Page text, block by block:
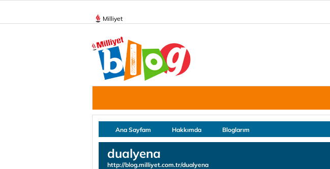
Milliyet
Ana Sayfam Hakkımda Bloglarım
dualyena
http://blog.milliyet.com.tr/dualyena